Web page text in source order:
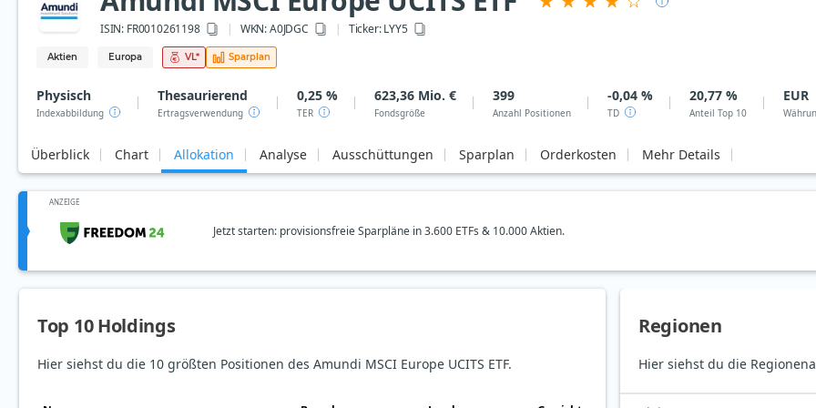
ISIN: FR0010261198 WKN: A0JDGC Ticker:LYY5
Aktien Europa VL* Sparplan
Physisch
Indexabbildung
Thesaurierend
Ertragsverwendung
0,25 %
TER
623,36 Mio. €
Fondsgröße
399
Anzahl Positionen
-0,04 %
TD
20,77 %
Anteil Top 10
EUR
Überblick Chart Allokation Analyse Ausschüttungen Sparplan Orderkosten Mehr Details
ANZEIGE
Jetzt starten: provisionsfreie Sparpläne in 3.600 ETFs & 10.000 Aktien.
Top 10 Holdings
Hier siehst du die 10 größten Positionen des Amundi MSCI Europe UCITS ETF.
Regionen
Hier siehst du die